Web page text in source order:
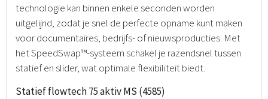
technologie kan binnen enkele seconden worden
uitgelijnd, zodat je snel de perfecte opname kunt maken
voor documentaires, bedrijfs- of nieuwsproducties. Met
het SpeedSwap™-systeem schakel je razendsnel tussen
statief en slider, wat optimale flexibiliteit biedt.
Statief flowtech 75 aktiv MS (4585)